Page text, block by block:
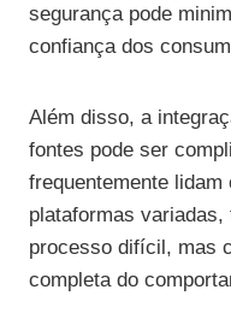
segurança pode
confiança dos
Além disso, a
fontes pode ser
frequentemente
plataformas variadas,
processo difícil, mas
completa do